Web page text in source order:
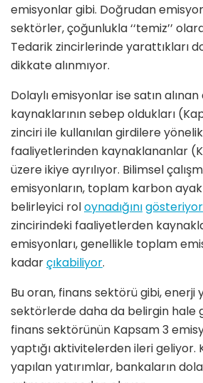
emisyonlar gibi. Doğrudan
sektörler, çoğunlukla ‘‘temiz’’
Tedarik zincirlerinde yarattıkları
dikkate alınmıyor.
Dolaylı emisyonlar ise satın alınan
kaynaklarının sebep oldukları
zinciriile kullanılan girdilere
faaliyetlerinden kaynaklananlar
üzere ikiye ayrılıyor. Bilimsel
emisyonların, toplam karbon
belirleyici roloynadığınıgösteriyor
zincirindeki faaliyetlerden
emisyonları, genellikle toplam
kadarçıkabiliyor.
Bu oran, finans sektörü gibi, enerji
sektörlerde daha da belirgin hale
finans sektörünün Kapsam 3
yaptığı aktivitelerdenileri geliyor.
yapılan yatırımlar, bankaların